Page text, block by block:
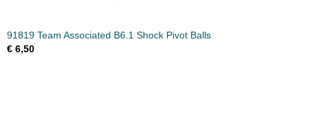
91819 Team Associated B6.1 Shock Pivot Balls
€ 6,50